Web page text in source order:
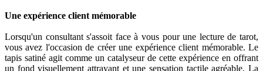
Une expérience client mémorable
Lorsqu'un consultant s'assoit face à vous pour une lecture de tarot,
vous avez l'occasion de créer une expérience client mémorable. Le
tapis satiné agit comme un catalyseur de cette expérience en offrant
un fond visuellement attrayant et une sensation tactile agréable. La